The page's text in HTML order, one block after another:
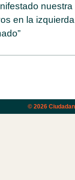
en la
© 2026